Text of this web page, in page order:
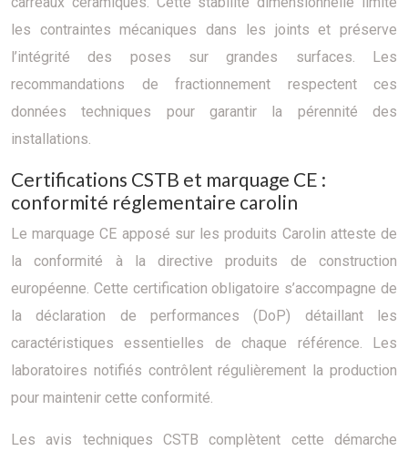
les contraintes mécaniques dans les joints et préserve
l’intégrité des poses sur grandes surfaces. Les
recommandations de fractionnement respectent ces
données techniques pour garantir la pérennité des
installations.
Certifications CSTB et marquage CE :
conformité réglementaire carolin
Le marquage CE apposé sur les produits Carolin atteste de
la conformité à la directive produits de construction
européenne. Cette certification obligatoire s’accompagne de
la déclaration de performances (DoP) détaillant les
caractéristiques essentielles de chaque référence. Les
laboratoires notifiés contrôlent régulièrement la production
pour maintenir cette conformité.
Les avis techniques CSTB complètent cette démarche